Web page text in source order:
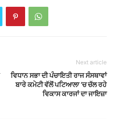
Next article
ਵਿਧਾਨ ਸਭਾ ਦੀ ਪੰਚਾਇਤੀ ਰਾਜ ਸੰਸਥਾਵਾਂ
ਬਾਰੇ ਕਮੇਟੀ ਵੱਲੋਂ ਪਟਿਆਲਾ ‘ਚ ਚੱਲ ਰਹੇ
ਵਿਕਾਸ ਕਾਰਜਾਂ ਦਾ ਜਾਇਜ਼ਾ